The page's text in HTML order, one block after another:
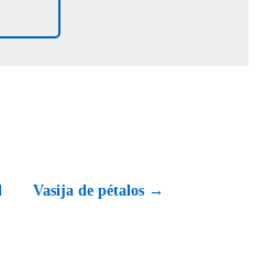
Vasija de pétalos →